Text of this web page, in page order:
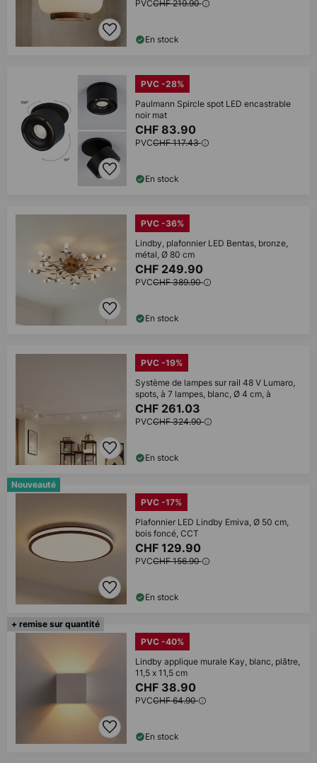
PVCCHF 219.90
En stock
PVC -28%
Paulmann Spircle spot LED encastrable
noir mat
CHF 83.90
PVCCHF 117.43
En stock
PVC -36%
Lindby, plafonnier LED Bentas, bronze,
métal, Ø 80 cm
CHF 249.90
PVCCHF 389.90
En stock
PVC -19%
Système de lampes sur rail 48 V Lumaro,
spots, à 7 lampes, blanc, Ø 4 cm, à
CHF 261.03
PVCCHF 324.90
En stock
Nouveauté
PVC -17%
Plafonnier LED Lindby Emiva, Ø 50 cm,
bois foncé, CCT
CHF 129.90
PVCCHF 156.90
En stock
+ remise sur quantité
PVC -40%
Lindby applique murale Kay, blanc, plâtre,
11,5 x 11,5 cm
CHF 38.90
PVCCHF 64.90
En stock